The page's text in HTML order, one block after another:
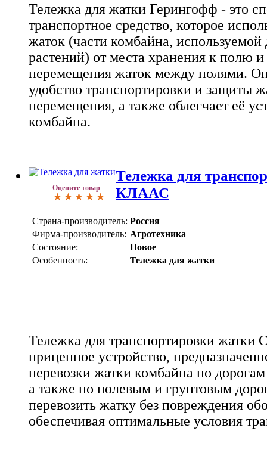
Тележка для жатки Герингофф - это
транспортное средство, которое
жаток (части комбайна,
растений) от места хранения к полю
перемещения жаток между полями.
удобство транспортировки и защиты
перемещения, а также облегчает её
комбайна.
Оцените товар
Тележка для
КЛААС
Страна-производитель: Россия
Фирма-производитель: Агротехника
Состояние:
Новое
Особенность:
Тележка для жатки
Тележка для транспортировки жатки
прицепное устройство,
перевозки жатки комбайна по
а также по полевым и грунтовым
перевозить жатку без повреждения
обеспечивая оптимальные условия